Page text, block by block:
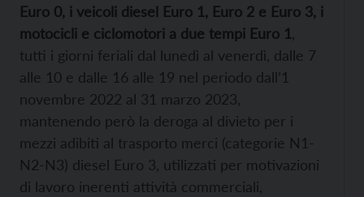
Euro 0, i veicoli diesel Euro 1, Euro 2 e Euro 3, i
motocicli e ciclomotori a due tempi Euro 1
tutti i giorni feriali dal lunedì al venerdì, dalle 7
alle 10 e dalle 16 alle 19 nel periodo dall’1
novembre 2022 al 31 marzo 2023,
mantenendo però la deroga al divieto per i
mezzi adibiti al trasporto merci (categorie N1-
N2-N3) diesel Euro 3, utilizzati per motivazioni
di lavoro inerenti attività commerciali,